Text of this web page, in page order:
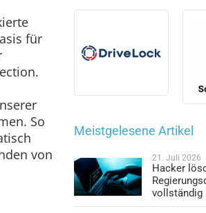
für
So
von
Meistgelesene Artikel
21. Juli 2026
Hacker
vollständig